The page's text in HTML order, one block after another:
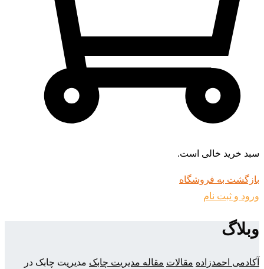
سبد خرید خالی است.
بازگشت به فروشگاه
ورود و ثبت نام
وبلاگ
آکادمی احمدزاده مقالات مقاله مدیریت چابک مدیریت چابک در